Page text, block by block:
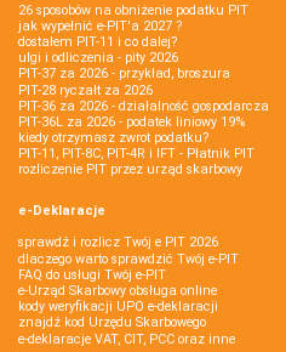
26 sposobów na obniżenie podatku PIT
jak wypełnić e-PIT'a 2027 ?
dostałem PIT-11 i co dalej?
ulgi i odliczenia - pity 2026
PIT-37 za 2026 - przykład, broszura
PIT-28 ryczałt za 2026
PIT-36 za 2026 - działalność gospodarcza
PIT-36L za 2026 - podatek liniowy 19%
kiedy otrzymasz zwrot podatku?
PIT-11, PIT-8C, PIT-4R i IFT - Płatnik PIT
rozliczenie PIT przez urząd skarbowy
e-Deklaracje
sprawdź i rozlicz Twój e PIT 2026
dlaczego warto sprawdzić Twój e-PIT
FAQ do usługi Twój e-PIT
e-Urząd Skarbowy obsługa online
kody weryfikacji UPO e-deklaracji
znajdź kod Urzędu Skarbowego
e-deklaracje VAT, CIT, PCC oraz inne